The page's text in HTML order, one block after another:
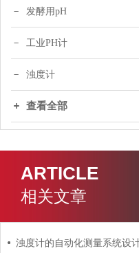
发酵用pH
工业PH计
浊度计
查看全部
ARTICLE
相关文章